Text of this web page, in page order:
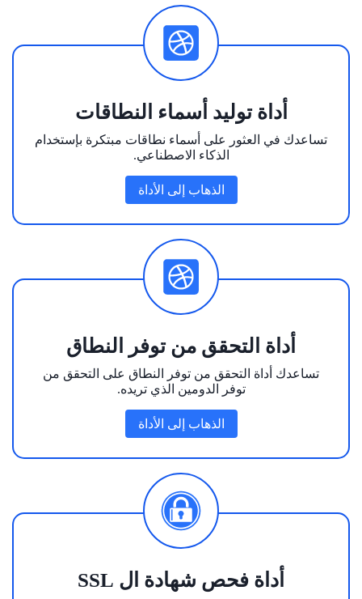
أداة توليد أسماء النطاقات
تساعدك في العثور على أسماء نطاقات مبتكرة بإستخدام
الذكاء الاصطناعي.
الذهاب إلى الأداة
أداة التحقق من توفر النطاق
تساعدك أداة التحقق من توفر النطاق على التحقق من
توفر الدومين الذي تريده.
الذهاب إلى الأداة
أداة فحص شهادة ال SSL